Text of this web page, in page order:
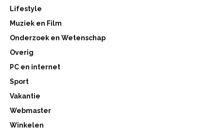
Lifestyle
Muziek en Film
Onderzoek en Wetenschap
Overig
PC en internet
Sport
Vakantie
Webmaster
Winkelen